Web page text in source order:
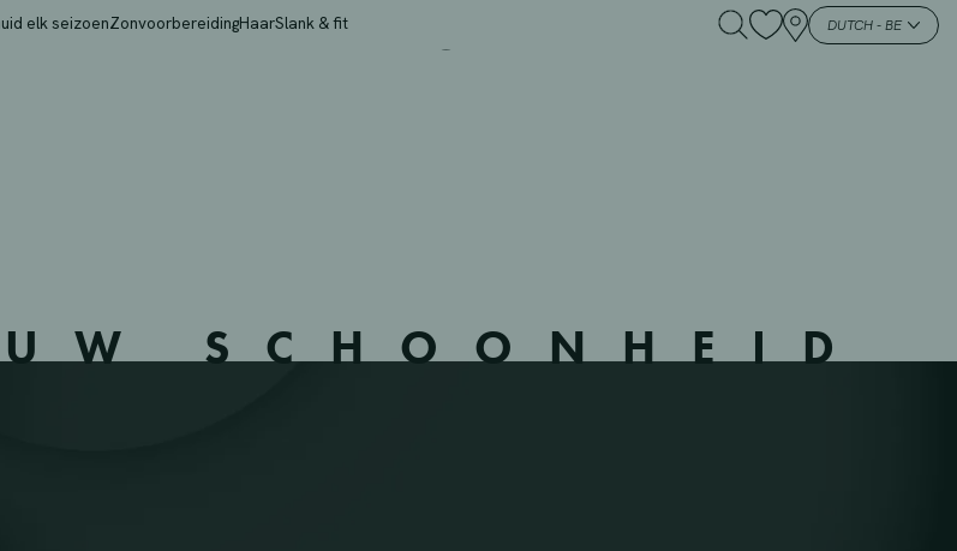
elk seizoenZonvoorbereidingHaarSlank & fit DUTCH - BE
– 382502 – VEURNE – 3825 –
SCHOONHEID